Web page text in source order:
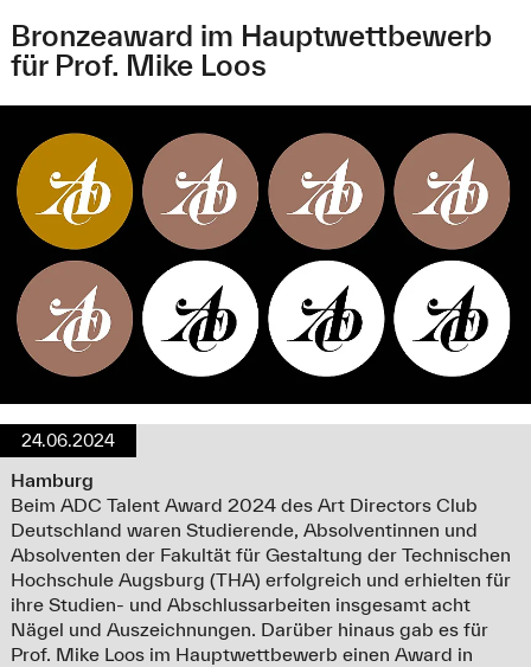
Bronzeaward im Hauptwettbewerb
für Prof. Mike Loos
24.06.2024
Hamburg
Beim ADC Talent Award 2024 des Art Directors Club
Deutschland waren Studierende, Absolventinnen und
Absolventen der Fakultät für Gestaltung der Technischen
Hochschule Augsburg (THA) erfolgreich und erhielten für
ihre Studien- und Abschlussarbeiten insgesamt acht
Nägel und Auszeichnungen. Darüber hinaus gab es für
Prof. Mike Loos im Hauptwettbewerb einen Award in